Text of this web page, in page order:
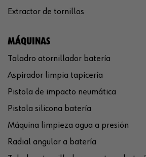
Extractor de tornillos
MÁQUINAS
Taladro atornillador batería
Aspirador limpia tapicería
Pistola de impacto neumática
Pistola silicona batería
Máquina limpieza agua a presión
Radial angular a batería